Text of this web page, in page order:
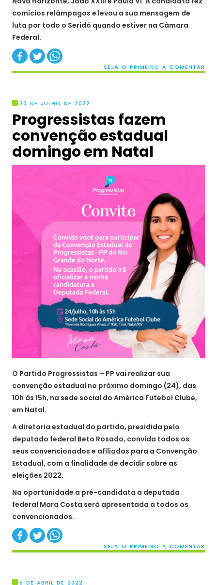
comícios relâmpagos e levou a sua mensagem de
luta por todo o Seridó quando estiver na Câmara
Federal.
SEJA O PRIMEIRO A COMENTAR
20 DE JULHO DE 2022
Progressistas fazem
convenção estadual
domingo em Natal
O Partido Progressistas – PP vai realizar sua
convenção estadual no próximo domingo (24), das
10h às 15h, na sede social do América Futebol Clube,
em Natal.
A diretoria estadual do partido, presidida pelo
deputado federal Beto Rosado, convida todos os
seus convencionados e afiliados para a Convenção
Estadual, com a finalidade de decidir sobre as
eleições 2022.
Na oportunidade a pré-candidata a deputada
federal Mara Costa será apresentada a todos os
convencionados.
SEJA O PRIMEIRO A COMENTAR
5 DE ABRIL DE 2022